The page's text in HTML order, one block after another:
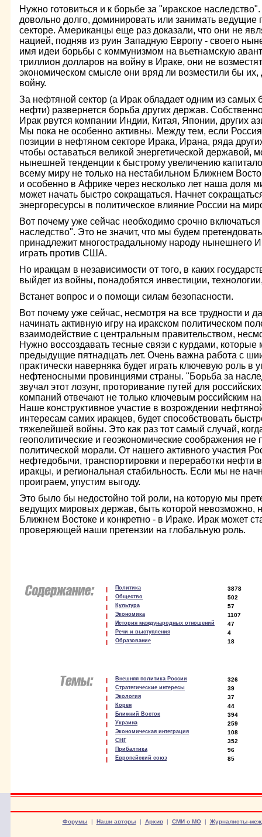
Нужно готовиться и к борьбе за "иракское
довольно долго, доминировать или занимать
секторе. Американцы еще раз доказали, что они не
нацией, подняв из руин Западную Европу - своего
имя идеи борьбы с коммунизмом на вьетнамскую
триллион долларов на войну в Ираке, они не
экономическом смысле они вряд ли возместили бы
войну.
За нефтяной сектор (а Ирак обладает одним из самых
нефти) развернется борьба других держав.
Ирак рвутся компании Индии, Китая, Японии, других
Мы пока не особенно активны. Между тем, если
позиции в нефтяном секторе Ирака, Ирана, ряда
чтобы оставаться великой энергетической державой,
нынешней тенденции к быстрому увеличению
всему миру не только на нестабильном Ближнем
и особенно в Африке через несколько лет наша доля
может начать быстро сокращаться. Начнет
энергоресурсы в политическое влияние России на
Вот почему уже сейчас необходимо срочно включаться
наследство". Это не значит, что мы будем
принадлежит многострадальному народу нынешнего
играть против США.
Но иракцам в независимости от того, в каких
выйдет из войны, понадобятся инвестиции,
Встанет вопрос и о помощи силам безопасности.
Вот почему уже сейчас, несмотря на все трудности и
начинать активную игру на иракском политическом
взаимодействие с центральным правительством,
Нужно воссоздавать тесные связи с курдами,
предыдущие пятнадцать лет. Очень важна работа с
практически наверняка будет играть ключевую роль
нефтеносными провинциями страны. "Борьба за
звучал этот лозунг, проторивание путей для
компаний отвечают не только ключевым российским
Наше конструктивное участие в возрождении
интересам самих иракцев, будет способствовать
тяжелейшей войны. Это как раз тот самый случай,
геополитические и геоэкономические соображения не
политической морали. От нашего активного участия
нефтедобычи, транспортировки и переработки нефти
иракцы, и региональная стабильность. Если мы не
проиграем, упустим выгоду.
Это было бы недостойно той роли, на которую мы
ведущих мировых держав, быть которой невозможно,
Ближнем Востоке и конкретно - в Ираке. Ирак может
проверяющей наши претензии на глобальную роль.
Политика 3878
Общество 502
Культура 57
Экономика 1107
История международных отношений 47
Речи и выступления 4
Образование 18
Внешняя политика России 326
Стратегические интересы 39
Экология 37
Корея 44
Ближний Восток 394
Украина 259
Экономическая интеграция 108
СНГ 352
Прибалтика 96
Европейский союз 85
Форумы | Наши авторы | Архив| СМИ о МО| Журналисты-